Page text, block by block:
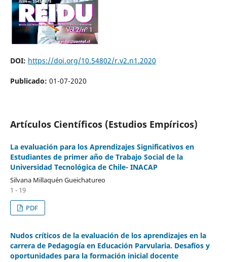
DOI: https://doi.org/10.54802/r.v2.n1.2020
Publicado: 01-07-2020
Artículos Científicos (Estudios Empíricos)
La evaluación para los Aprendizajes Significativos en
Estudiantes de primer año de Trabajo Social de la
Universidad Tecnológica de Chile- INACAP
Silvana Millaquén Gueichatureo
1 - 19
PDF
Nudos críticos de la evaluación de los aprendizajes en la
carrera de Pedagogía en Educación Parvularia. Desafíos y
oportunidades para la formación inicial docente